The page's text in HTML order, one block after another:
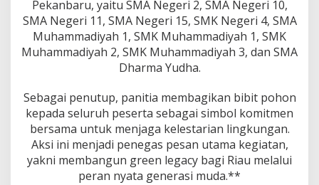
Pekanbaru, yaitu SMA Negeri 2, SMA Negeri 10,
SMA Negeri 11, SMA Negeri 15, SMK Negeri 4, SMA
Muhammadiyah 1, SMK Muhammadiyah 1, SMK
Muhammadiyah 2, SMK Muhammadiyah 3, dan SMA
Dharma Yudha.
Sebagai penutup, panitia membagikan bibit pohon
kepada seluruh peserta sebagai simbol komitmen
bersama untuk menjaga kelestarian lingkungan.
Aksi ini menjadi penegas pesan utama kegiatan,
yakni membangun green legacy bagi Riau melalui
peran nyata generasi muda.**